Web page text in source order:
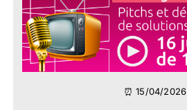
⏰ 15/04/2026